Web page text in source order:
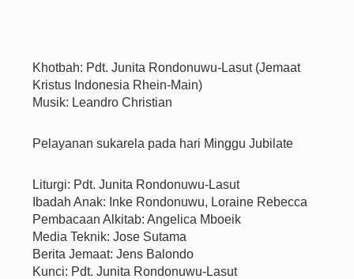
Khotbah: Pdt. Junita Rondonuwu-Lasut (Jemaat
Kristus Indonesia Rhein-Main)
Musik: Leandro Christian
Pelayanan sukarela pada hari Minggu Jubilate
Liturgi: Pdt. Junita Rondonuwu-Lasut
Ibadah Anak: Inke Rondonuwu, Loraine Rebecca
Pembacaan Alkitab: Angelica Mboeik
Media Teknik: Jose Sutama
Berita Jemaat: Jens Balondo
Kunci: Pdt. Junita Rondonuwu-Lasut